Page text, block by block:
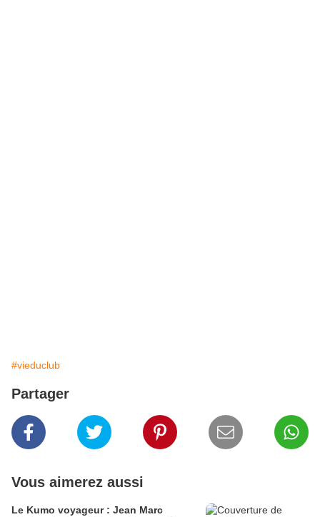
#vieduclub
Partager
Vous aimerez aussi
Le Kumo voyageur : Jean Marc